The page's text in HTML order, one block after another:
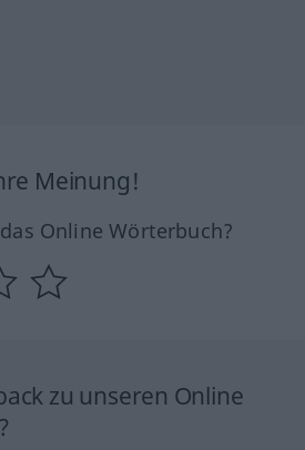
Meinung!
Online Wörterbuch?
zu unseren Online